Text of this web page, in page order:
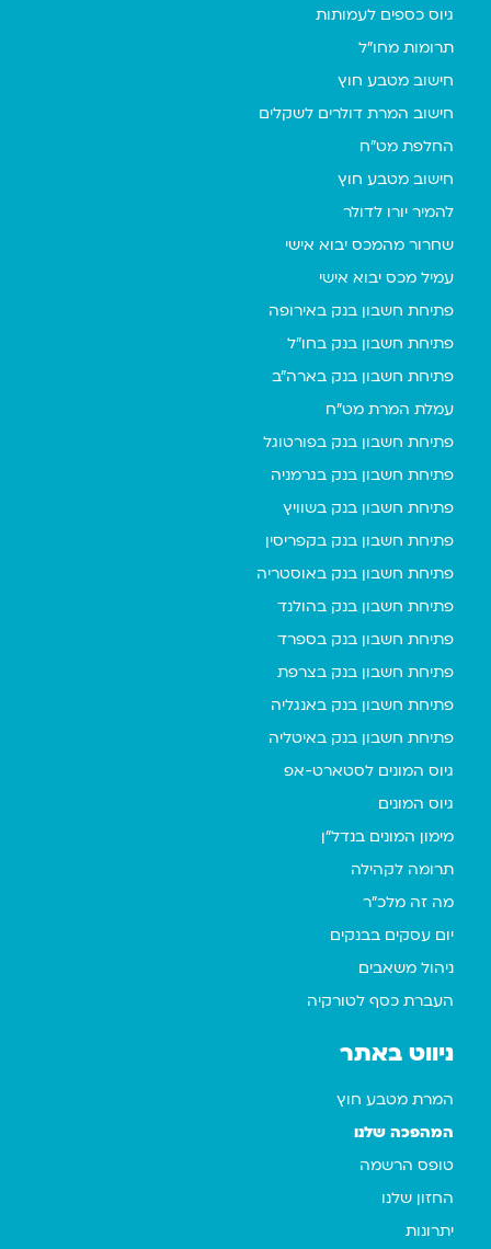
גיוס כספים לעמותות
תרומות מחו"ל
חישוב מטבע חוץ
חישוב המרת דולרים לשקלים
החלפת מט"ח
חישוב מטבע חוץ
להמיר יורו לדולר
שחרור מהמכס יבוא אישי
עמיל מכס יבוא אישי
פתיחת חשבון בנק באירופה
פתיחת חשבון בנק בחו"ל
פתיחת חשבון בנק בארה"ב
עמלת המרת מט"ח
פתיחת חשבון בנק בפורטוגל
פתיחת חשבון בנק בגרמניה
פתיחת חשבון בנק בשוויץ
פתיחת חשבון בנק בקפריסין
פתיחת חשבון בנק באוסטריה
פתיחת חשבון בנק בהולנד
פתיחת חשבון בנק בספרד
פתיחת חשבון בנק בצרפת
פתיחת חשבון בנק באנגליה
פתיחת חשבון בנק באיטליה
גיוס המונים לסטארט-אפ
גיוס המונים
מימון המונים בנדל"ן
תרומה לקהילה
מה זה מלכ"ר
יום עסקים בבנקים
ניהול משאבים
העברת כסף לטורקיה
ניווט באתר
המרת מטבע חוץ
המהפכה שלנו
טופס הרשמה
החזון שלנו
יתרונות